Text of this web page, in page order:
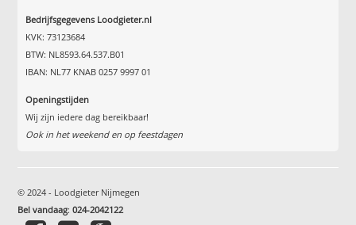
Bedrijfsgegevens Loodgieter.nl
KVK: 73123684
BTW: NL8593.64.537.B01
IBAN: NL77 KNAB 0257 9997 01
Openingstijden
Wij zijn iedere dag bereikbaar!
Ook in het weekend en op feestdagen
© 2024 - Loodgieter Nijmegen
Bel vandaag:024-2042122